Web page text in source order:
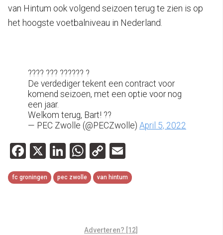
van Hintum ook volgend seizoen terug te zien is op
het hoogste voetbalniveau in Nederland.
???? ??? ?????? ?
De verdediger tekent een contract voor
komend seizoen, met een optie voor nog
een jaar.
Welkom terug, Bart! ??
— PEC Zwolle (@PECZwolle) April 5, 2022
Facebook
X LinkedIn
WhatsApp
Copy
Link
fc groningen pec zwolle van hintum
Adverteren? [12]